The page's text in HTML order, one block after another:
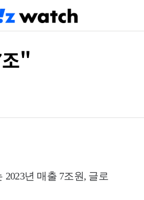
"
년 매출 7조원, 글로